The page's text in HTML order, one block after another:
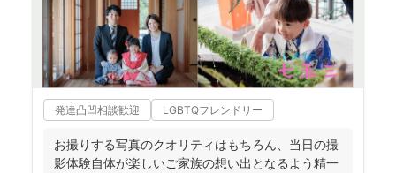
発達凸凹相談歓迎 LGBTQフレンドリー
お撮りする写真のクオリティはもちろん、当日の撮
影体験自体が楽しいご家族の想い出となるよう精一